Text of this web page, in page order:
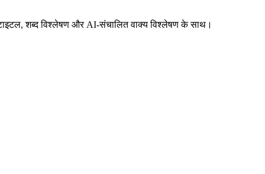
शब्द विश्लेषण और AI-संचालित वाक्य विश्लेषण के साथ।